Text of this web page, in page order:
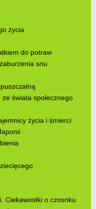
życia
do potraw
snu
świata społecznego
życia i śmierci
Ciekawostki o czosnku